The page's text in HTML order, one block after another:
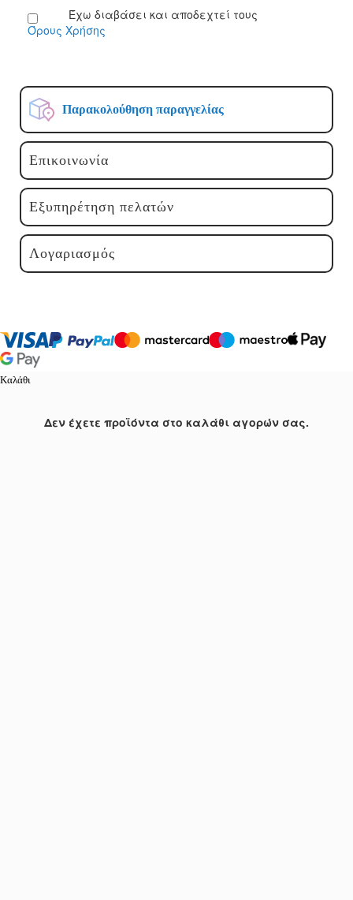
Παρακολούθηση παραγγελίας
Επικοινωνία
Εξυπηρέτηση πελατών
Λογαριασμός
Δελτίο: Έχω διαβάσει και αποδεχτεί τους
Όρους Χρήσης
Καλάθι
Δεν έχετε προϊόντα στο καλάθι αγορών σας.